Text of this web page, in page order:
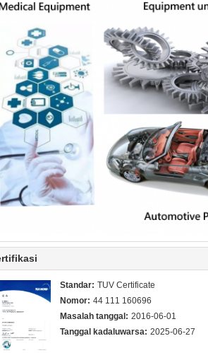
Standar: TUV Certificate
Nomor: 44 111 160696
Masalah tanggal: 2016-06-01
Tanggal kadaluwarsa: 2025-06-27